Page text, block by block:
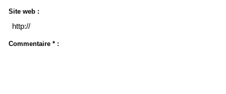
Site web :
Commentaire * :